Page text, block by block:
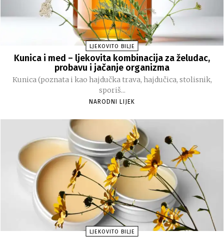
LJEKOVITO BILJE
Kunica i med – ljekovita kombinacija za želudac,
probavu i jačanje organizma
Kunica (poznata i kao hajdučka trava, hajdučica, stolisnik,
sporiš...
NARODNI LIJEK
LJEKOVITO BILJE